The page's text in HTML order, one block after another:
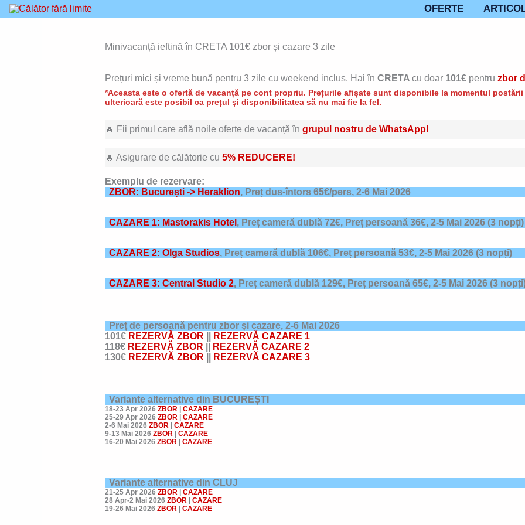
Skip
OFERTE
Minivacanță ieftină în CRETA 101€ zbor și cazare 3 zile
Prețuri mici și vreme bună pentru 3 zile cu weekend inclus. Hai în CRETA cu doar101€pentru zbor
*Aceasta este o ofertă de vacanță pe cont propriu. Prețurile afișate sunt disponibile la momentul
ulterioară este posibil ca prețul și disponibilitatea să nu mai fie la fel.
🔥 Fii primul care află noile oferte de vacanță în grupul nostru de WhatsApp!
🔥 Asigurare de călătorie cu 5% REDUCERE!
Exemplu de rezervare:
ZBOR: București -> Heraklion, Preț dus-întors 65€/pers, 2-6 Mai 2026
CAZARE 1: Mastorakis Hotel , Preț cameră dublă 72€, Preț persoană 36€, 2-5 Mai 2026(3 nopți)
CAZARE 2: Olga Studios, Preț cameră dublă 106€, Preț persoană 53€, 2-5 Mai 2026(3 nopți)
CAZARE 3: Central Studio 2, Preț cameră dublă 129€, Preț persoană 65€, 2-5 Mai 2026(3
Preț de persoană pentru zbor și cazare, 2-6 Mai 2026
101€ REZERVĂ ZBOR
REZERVĂ CAZARE 1
118€ REZERVĂ ZBOR
REZERVĂ CAZARE 2
130€ REZERVĂ ZBOR REZERVĂ CAZARE 3
Variante alternative din BUCUREȘTI
18-23 Apr 2026 ZBOR| CAZARE
25-29 Apr 2026 ZBOR| CAZARE
2-6 Mai 2026 ZBOR| CAZARE
9-13 Mai 2026 ZBOR
CAZARE
16-20 Mai 2026 ZBOR| CAZARE
Variante alternative din CLUJ
21-25 Apr 2026 ZBOR| CAZARE
28 Apr-2 Mai 2026 ZBOR| CAZARE
19-26 Mai 2026 ZBOR| CAZARE